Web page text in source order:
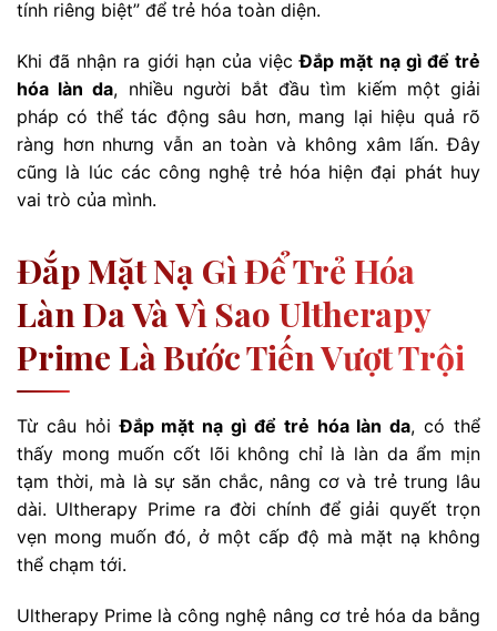
tính riêng biệt” để trẻ hóa toàn diện.
Khi đã nhận ra giới hạn của việcĐắp mặt nạ gì để trẻ
hóa làn da, nhiều người bắt đầu tìm kiếm một giải
pháp có thể tác động sâu hơn, mang lại hiệu quả rõ
ràng hơn nhưng vẫn an toàn và không xâm lấn. Đây
cũng là lúc các công nghệ trẻ hóa hiện đại phát huy
vai trò của mình.
Đắp Mặt Nạ Gì Để Trẻ Hóa
Làn Da Và Vì Sao Ultherapy
Prime Là Bước Tiến Vượt Trội
Từ câu hỏiĐắp mặt nạ gì để trẻ hóa làn da, có thể
thấy mong muốn cốt lõi không chỉ là làn da ẩm mịn
tạm thời, mà là sự săn chắc, nâng cơ và trẻ trung lâu
dài. Ultherapy Prime ra đời chính để giải quyết trọn
vẹn mong muốn đó, ở một cấp độ mà mặt nạ không
thể chạm tới.
Ultherapy Prime là công nghệ nâng cơ trẻ hóa da bằng